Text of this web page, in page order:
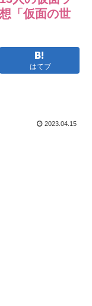
「仮面の世
はてブ
2023.04.15